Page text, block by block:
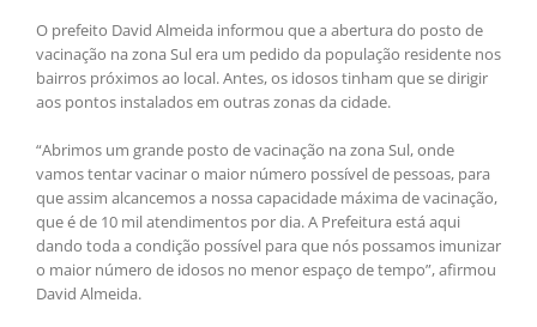
O prefeito David Almeida informou que a abertura do posto de
vacinação na zona Sul era um pedido da população residente nos
bairros próximos ao local. Antes, os idosos tinham que se dirigir
aos pontos instalados em outras zonas da cidade.
“Abrimos um grande posto de vacinação na zona Sul, onde
vamos tentar vacinar o maior número possível de pessoas, para
que assim alcancemos a nossa capacidade máxima de vacinação,
que é de 10 mil atendimentos por dia. A Prefeitura está aqui
dando toda a condição possível para que nós possamos imunizar
o maior número de idosos no menor espaço de tempo”, afirmou
David Almeida.